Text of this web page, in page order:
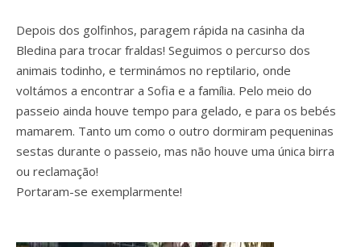
Depois dos golfinhos, paragem rápida na casinha da
Bledina para trocar fraldas! Seguimos o percurso dos
animais todinho, e terminámos no reptilario, onde
voltámos a encontrar a Sofia e a família. Pelo meio do
passeio ainda houve tempo para gelado, e para os bebés
mamarem. Tanto um como o outro dormiram pequeninas
sestas durante o passeio, mas não houve uma única birra
ou reclamação!
Portaram-se exemplarmente!